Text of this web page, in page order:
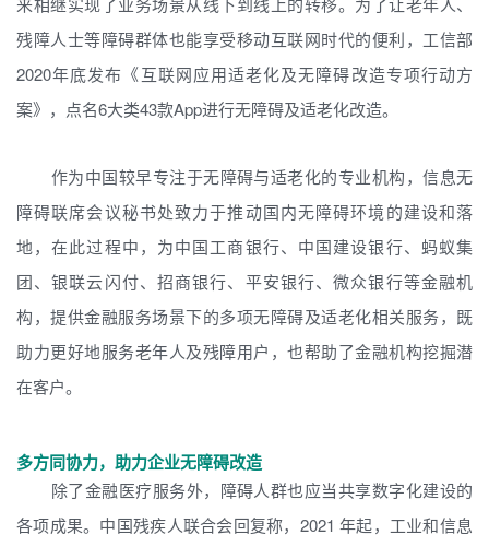
残障人士等障碍群体也能享受移动互联网时代的便利，工信部
2020年底发布《互联网应用适老化及无障碍改造专项行动方
案》，点名6大类43款App进行无障碍及适老化改造。
作为中国较早专注于无障碍与适老化的专业机构，信息无
障碍联席会议秘书处致力于推动国内无障碍环境的建设和落
地，在此过程中，为中国工商银行、中国建设银行、蚂蚁集
团、银联云闪付、招商银行、平安银行、微众银行等金融机
构，提供金融服务场景下的多项无障碍及适老化相关服务，既
助力更好地服务老年人及残障用户，也帮助了金融机构挖掘潜
在客户。
多方同协力，助力企业无障碍改造
除了金融医疗服务外，障碍人群也应当共享数字化建设的
各项成果。中国残疾人联合会回复称，2021 年起，工业和信息